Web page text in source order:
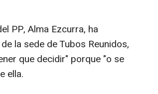
PP, Alma Ezcurra, ha
la sede de Tubos Reunidos,
que decidir" porque "o se
ella.